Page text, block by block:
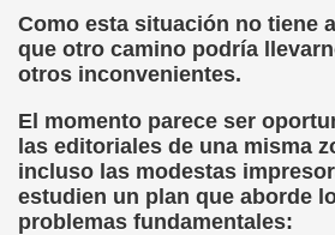
Como esta situación no tiene
que otro camino podría
otros inconvenientes.
El momento parece ser
las editoriales de una misma
incluso las modestas
estudien un plan que aborde
problemas fundamentales:
150è Aniversari mort de Louis
Vicente (F. Javier Bernal)
Paz)